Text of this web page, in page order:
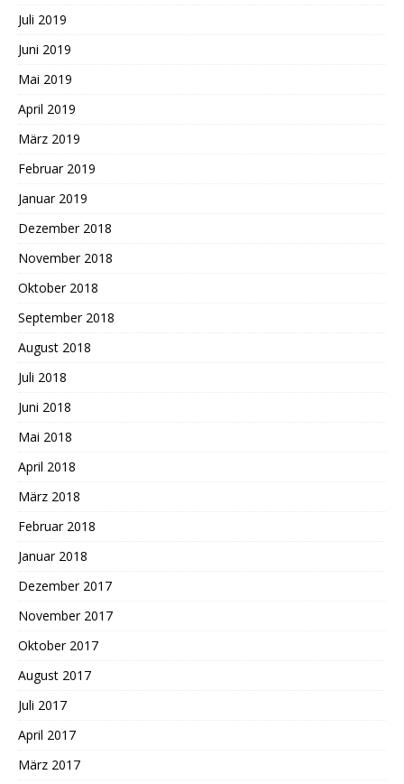
Juli 2019
Juni 2019
Mai 2019
April 2019
März 2019
Februar 2019
Januar 2019
Dezember 2018
November 2018
Oktober 2018
September 2018
August 2018
Juli 2018
Juni 2018
Mai 2018
April 2018
März 2018
Februar 2018
Januar 2018
Dezember 2017
November 2017
Oktober 2017
August 2017
Juli 2017
April 2017
März 2017